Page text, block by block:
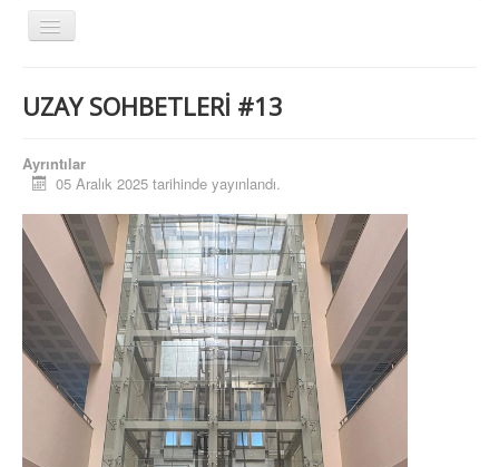
Gezinme
geçişini
Kategoriler Uncategorised UZAY SOHBETLERİ #13
UZAY SOHBETLERİ #13
Ayrıntılar
05 Aralık 2025 tarihinde yayınlandı.